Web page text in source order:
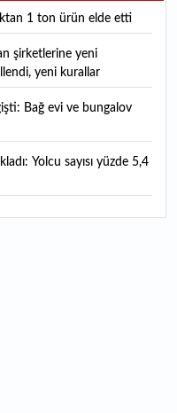
1 ton ürün elde etti
yeni kurallar